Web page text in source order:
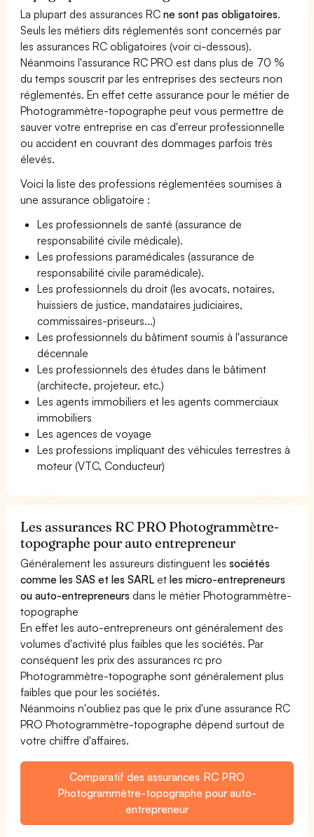
La plupart des assurances RCne sont pas obligatoires.
Seuls les métiers dits réglementés sont concernés par
les assurances RC obligatoires (voir ci-dessous).
Néanmoins l'assurance RC PRO est dans plus de 70 %
du temps souscrit par les entreprises des secteurs non
réglementés. En effet cette assurance pour le métier de
Photogrammètre-topographe peut vous permettre de
sauver votre entreprise en cas d'erreur professionnelle
ou accident en couvrant des dommages parfois très
élevés.
Voici la liste des professions réglementées soumises à
une assurance obligatoire :
Les professionnels de santé (assurance de
responsabilité civile médicale).
Les professions paramédicales (assurance de
responsabilité civile paramédicale).
Les professionnels du droit (les avocats, notaires,
huissiers de justice, mandataires judiciaires,
commissaires-priseurs...)
Les professionnels du bâtiment soumis à l'assurance
décennale
Les professionnels des études dans le bâtiment
(architecte, projeteur, etc.)
Les agents immobiliers et les agents commerciaux
immobiliers
Les agences de voyage
Les professions impliquant des véhicules terrestres à
moteur (VTC, Conducteur)
Les assurances RC PRO Photogrammètre-
topographe pour auto entrepreneur
Généralement les assureurs distinguent lessociétés
comme les SAS et les SARL etles micro-entrepreneurs
ou auto-entrepreneurs dans le métier Photogrammètre-
topographe
En effet les auto-entrepreneurs ont généralement des
volumes d'activité plus faibles que les sociétés. Par
conséquent les prix des assurances rc pro
Photogrammètre-topographe sont généralement plus
faibles que pour les sociétés.
Néanmoins n'oubliez pas que le prix d'une assurance RC
PRO Photogrammètre-topographe dépend surtout de
votre chiffre d'affaires.
Comparatif des assurances RC PRO
Photogrammètre-topographe pour auto-
entrepreneur